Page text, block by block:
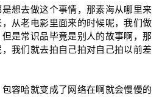
想去做这个事情，那素海从哪里来
从老电影里面来的时候呢，我们做
是常识品毕竟是别人的故事啊，那
我们就去拍自己拍对自己拍以前差
容哈就变成了网络在啊就会慢慢的